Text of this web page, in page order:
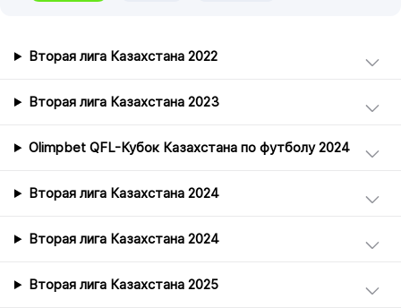
Вторая лига Казахстана 2022
Вторая лига Казахстана 2023
Olimpbet QFL-Кубок Казахстана по футболу 2024
Вторая лига Казахстана 2024
Вторая лига Казахстана 2024
Вторая лига Казахстана 2025